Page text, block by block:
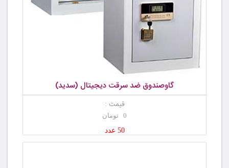
گاوصندوق ضد سرقت دیجیتال (سدید)
قیمت :
0 تومان
50 عدد